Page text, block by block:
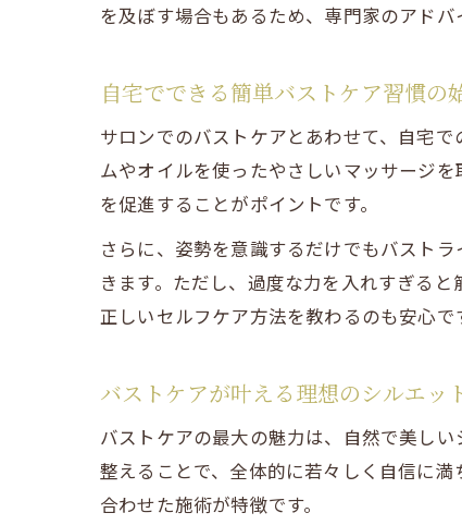
を及ぼす場合もあるため、専門家のアドバ
自宅でできる簡単バストケア習慣の
サロンでのバストケアとあわせて、自宅
ムやオイルを使ったやさしいマッサージ
を促進することがポイントです。
さらに、姿勢を意識するだけでもバスト
きます。ただし、過度な力を入れすぎる
正しいセルフケア方法を教わるのも安心で
バストケアが叶える理想のシルエッ
バストケアの最大の魅力は、自然で美し
整えることで、全体的に若々しく自信に
合わせた施術が特徴です。